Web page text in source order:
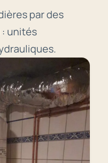
par des
: unités